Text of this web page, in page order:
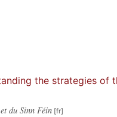
the strategies of
du Sinn Féin